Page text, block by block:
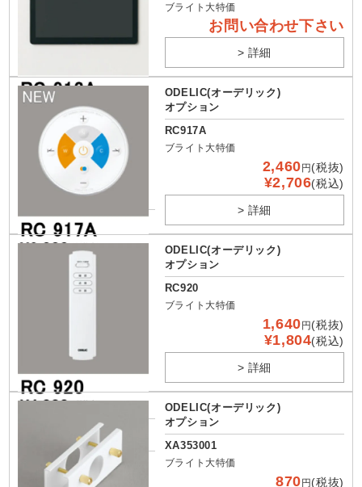
ブライト大特価
お問い合わせ下さい
> 詳細
ODELIC(オーデリック)
オプション
RC917A
ブライト大特価
2,460円(税抜)
¥2,706(税込)
> 詳細
ODELIC(オーデリック)
オプション
RC920
ブライト大特価
1,640円(税抜)
¥1,804(税込)
> 詳細
ODELIC(オーデリック)
オプション
XA353001
ブライト大特価
870円(税抜)